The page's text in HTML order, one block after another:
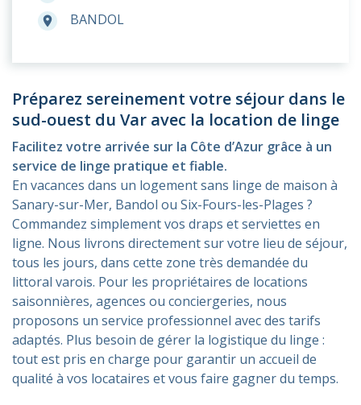
room BANDOL
Préparez sereinement votre séjour dans le
sud-ouest du Var avec la location de linge
Facilitez votre arrivée sur la Côte d’Azur grâce à un
service de linge pratique et fiable.
En vacances dans un logement sans linge de maison à
Sanary-sur-Mer, Bandol ou Six-Fours-les-Plages ?
Commandez simplement vos draps et serviettes en
ligne. Nous livrons directement sur votre lieu de séjour,
tous les jours, dans cette zone très demandée du
littoral varois. Pour les propriétaires de locations
saisonnières, agences ou conciergeries, nous
proposons un service professionnel avec des tarifs
adaptés. Plus besoin de gérer la logistique du linge :
tout est pris en charge pour garantir un accueil de
qualité à vos locataires et vous faire gagner du temps.